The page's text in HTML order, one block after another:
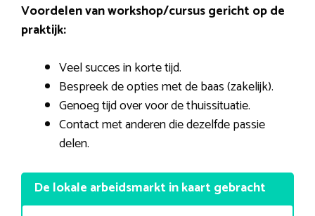
Voordelen van workshop/cursus gericht op de
praktijk:
Veel succes in korte tijd.
Bespreek de opties met de baas (zakelijk).
Genoeg tijd over voor de thuissituatie.
Contact met anderen die dezelfde passie
delen.
De lokale arbeidsmarkt in kaart gebracht